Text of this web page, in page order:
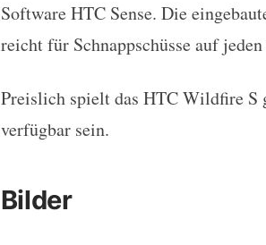
Software HTC Sense. Die
reicht für Schnappschüsse auf
Preislich spielt das HTC Wildfire S
verfügbar sein.
Bilder